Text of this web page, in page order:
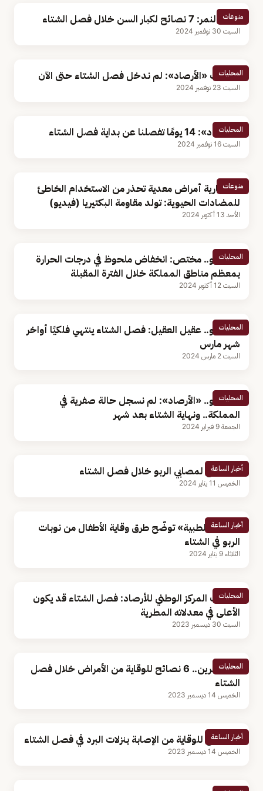
منوعات
خالد النمر: 7 نصائح لكبار السن خلال فصل الشتاء
السبت 30 نوفمبر 2024
المحليات
متحدث «الأرصاد»: لم ندخل فصل الشتاء حتى الآن
السبت 23 نوفمبر 2024
المحليات
«الأرصاد»: 14 يومًا تفصلنا عن بداية فصل الشتاء
السبت 16 نوفمبر 2024
منوعات
استشارية أمراض معدية تحذر من الاستخدام الخاطئ
للمضادات الحيوية: تولد مقاومة البكتيريا (فيديو)
الأحد 13 أكتوبر 2024
المحليات
بالفيديو.. مختص: انخفاض ملحوظ في درجات الحرارة
بمعظم مناطق المملكة خلال الفترة المقبلة
السبت 12 أكتوبر 2024
المحليات
بالفيديو.. عقيل العقيل: فصل الشتاء ينتهي فلكيًا أواخر
شهر مارس
السبت 2 مارس 2024
المحليات
بالفيديو.. «الأرصاد»: لم نسجل حالة صفرية في
المملكة.. ونهاية الشتاء بعد شهر
الجمعة 9 فبراير 2024
أخبار الساعة
5 نصائح لمصابي الربو خلال فصل الشتاء
الخميس 11 يناير 2024
أخبار الساعة
«سعود الطبية» توضّح طرق وقاية الأطفال من نوبات
الربو في الشتاء
الثلاثاء 9 يناير 2024
المحليات
متحدث المركز الوطني للأرصاد: فصل الشتاء قد يكون
الأعلى في معدلاته المطرية
السبت 30 ديسمبر 2023
المحليات
للمعتمرين.. 6 نصائح للوقاية من الأمراض خلال فصل
الشتاء
الخميس 14 ديسمبر 2023
أخبار الساعة
3 نصائح للوقاية من الإصابة بنزلات البرد في فصل الشتاء
الخميس 14 ديسمبر 2023